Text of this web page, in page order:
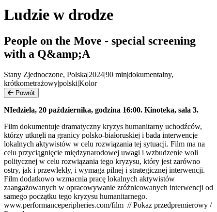
Ludzie w drodze
People on the Move - special screening
with a Q&amp;A
Stany Zjednoczone, Polska|2024|90 min|dokumentalny,
krótkometrażowy|polski|Kolor
Powrót
NIedziela, 20 października, godzina 16:00. Kinoteka, sala 3.
Film dokumentuje dramatyczny kryzys humanitarny uchodźców,
którzy utknęli na granicy polsko-białoruskiej i bada interwencje
lokalnych aktywistów w celu rozwiązania tej sytuacji. Film ma na
celu przyciągnięcie międzynarodowej uwagi i wzbudzenie woli
politycznej w celu rozwiązania tego kryzysu, który jest zarówno
ostry, jak i przewlekły, i wymaga pilnej i strategicznej interwencji.
Film dodatkowo wzmacnia pracę lokalnych aktywistów
zaangażowanych w opracowywanie zróżnicowanych interwencji od
samego początku tego kryzysu humanitarnego.
www.performanceperipheries.com/film // Pokaz przedpremierowy /